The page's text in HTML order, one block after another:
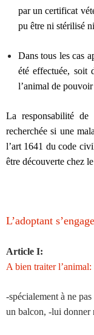
par un certificat
pu être ni stérilisé
Dans tous les cas
été effectuée, soit
l’animal de
La responsabilité de
recherchée si une
l’art 1641 du code
être découverte chez
L’adoptant
Article I:
A bien traiter l’animal:
-spécialement à ne
un balcon, -lui donner